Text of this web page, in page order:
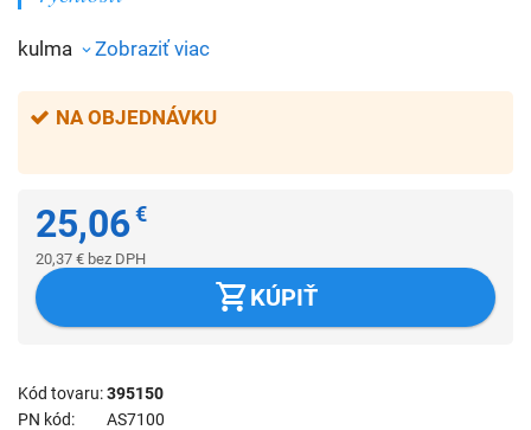
kulma Zobraziť viac
NA OBJEDNÁVKU
25,06€
20,37 € bez DPH
KÚPIŤ
Kód tovaru 395150
PN kód
AS7100